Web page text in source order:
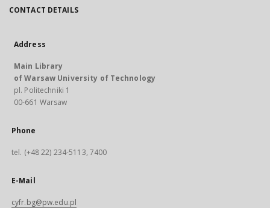
CONTACT DETAILS
Address
Main Library
of Warsaw University of Technology
pl. Politechniki 1
00-661 Warsaw
Phone
tel. (+48 22) 234-5113, 7400
E-Mail
cyfr.bg@pw.edu.pl